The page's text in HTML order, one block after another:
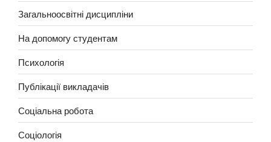
Загальноосвітні дисципліни
На допомогу студентам
Психологія
Публікації викладачів
Соціальна робота
Соціологія